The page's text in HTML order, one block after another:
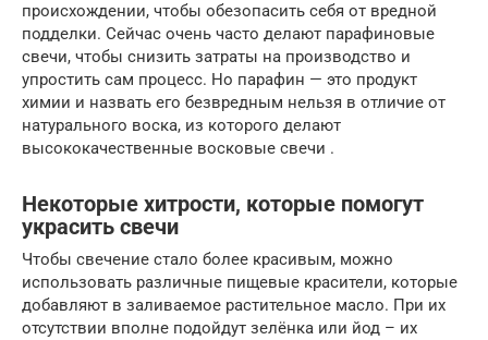
происхождении, чтобы обезопасить себя от вредной
подделки. Сейчас очень часто делают парафиновые
свечи, чтобы снизить затраты на производство и
упростить сам процесс. Но парафин — это продукт
химии и назвать его безвредным нельзя в отличие от
натурального воска, из которого делают
высококачественные восковые свечи .
Некоторые хитрости, которые помогут
украсить свечи
Чтобы свечение стало более красивым, можно
использовать различные пищевые красители, которые
добавляют в заливаемое растительное масло. При их
отсутствии вполне подойдут зелёнка или йод – их